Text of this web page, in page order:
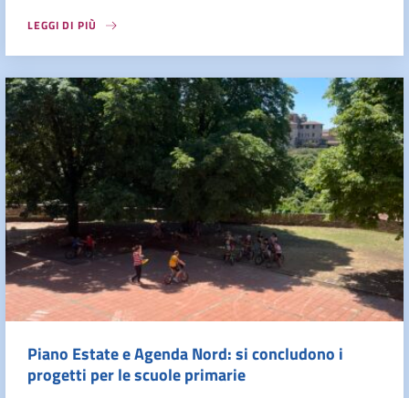
LEGGI DI PIÙ
Piano Estate e Agenda Nord: si concludono i
progetti per le scuole primarie